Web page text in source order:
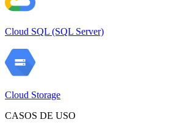
Cloud SQL (SQL Server)
Cloud Storage
CASOS DE USO